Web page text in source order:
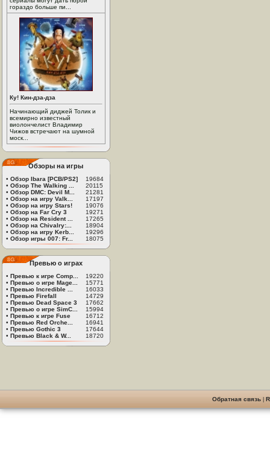
гораздо больше пи...
Ку! Кин-дза-дза
Начинающий диджей Толик и
всемирно известный
виолончелист Владимир
Чижов встречают на шумной
моск...
Обзоры на игры
• Обзор Ibara [PCB/PS2]
19684
• Обзор The Walking ...
20115
• Обзор DMC: Devil M...
21281
• Обзор на игру Valk...
17197
• Обзор на игру Stars!
19076
• Обзор на Far Cry 3
19271
• Обзор на Resident ...
17265
• Обзор на Chivalry:...
18904
• Обзор на игру Kerb...
19296
• Обзор игры 007: Fr... 18075
Превью о играх
• Превью к игре Comp...
19220
• Превью о игре Mage...
15771
• Превью Incredible ...
16033
• Превью Firefall
14729
• Превью Dead Space 3
17662
• Превью о игре SimC...
15994
• Превью к игре Fuse
16712
• Превью Red Orche...
16941
• Превью Gothic 3
17644
• Превью Black & W... 18720
Обратная связь